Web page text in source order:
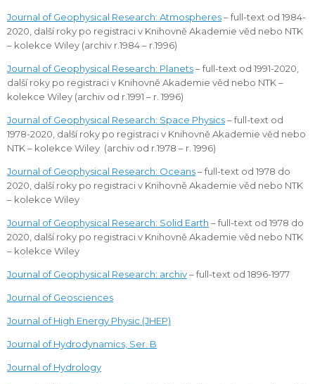
Journal of Geophysical Research: Atmospheres– full-text od 1984-
2020, další roky po registraci v Knihovně Akademie věd nebo NTK
– kolekce Wiley (archiv r.1984 – r.1996)
Journal of Geophysical Research: Planets– full-text od 1991-2020,
další roky po registraci v Knihovně Akademie věd nebo NTK –
kolekce Wiley (archiv od r.1991 – r. 1996)
Journal of Geophysical Research: Space Physics– full-text od
1978-2020, další roky po registraci v Knihovně Akademie věd nebo
NTK – kolekce Wiley (archiv od r.1978 – r. 1996)
Journal of Geophysical Research: Oceans– full-text od 1978 do
2020, další roky po registraci v Knihovně Akademie věd nebo NTK
– kolekce Wiley
Journal of Geophysical Research: Solid Earth – full-text od 1978 do
2020, další roky po registraci v Knihovně Akademie věd nebo NTK
– kolekce Wiley
Journal of Geophysical Research: archiv– full-text od 1896-1977
Journal of Geosciences
Journal of High Energy Physic (JHEP)
Journal of Hydrodynamics, Ser. B
Journal of Hydrology